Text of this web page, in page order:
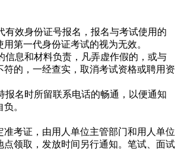
效身份证号报名，报名与考试使用的
第一代身份证考试的视为无效。
息和材料负责，凡弄虚作假的，或与
符的，一经查实，取消考试资格或聘用资
名时所留联系电话的畅通，以便通知
。
考证，由用人单位主管部门和用人单位
点领取，发放时间另行通知。笔试、面试